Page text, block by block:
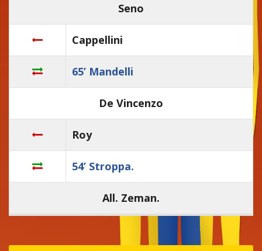
Seno
Cappellini
65’ Mandelli
De Vincenzo
Roy
54’ Stroppa.
All. Zeman.